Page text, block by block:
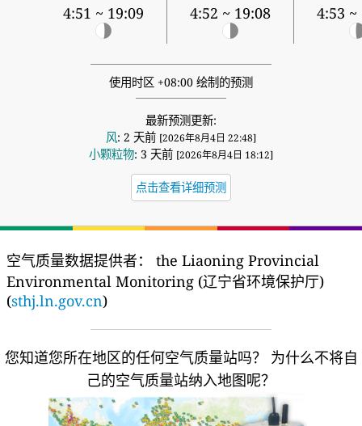
4:51 ~ 19:09 4:52 ~ 19:08 4:53 ~
使用时区 +08:00 绘制的预测
最新预测更新:
风: 2 天前 [2026年8月4日 22:48]
小颗粒物: 3 天前 [2026年8月4日 18:12]
点击查看详细预测
空气质量数据提供者：
the Liaoning Provincial
Environmental Monitoring (辽宁省环境保护厅)
(sthj.ln.gov.cn)
您知道您所在地区的任何空气质量站吗？
为什么不将自
己的空气质量站纳入地图呢？